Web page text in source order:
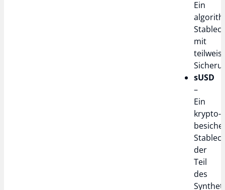
Ein
mit
sUSD
–
Ein
krypto-
der
Teil
des